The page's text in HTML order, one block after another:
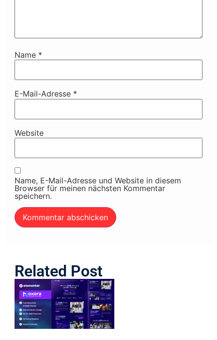
Name *
E-Mail-Adresse *
Website
Name, E-Mail-Adresse und Website in diesem
Browser für meinen nächsten Kommentar
speichern.
Related Post